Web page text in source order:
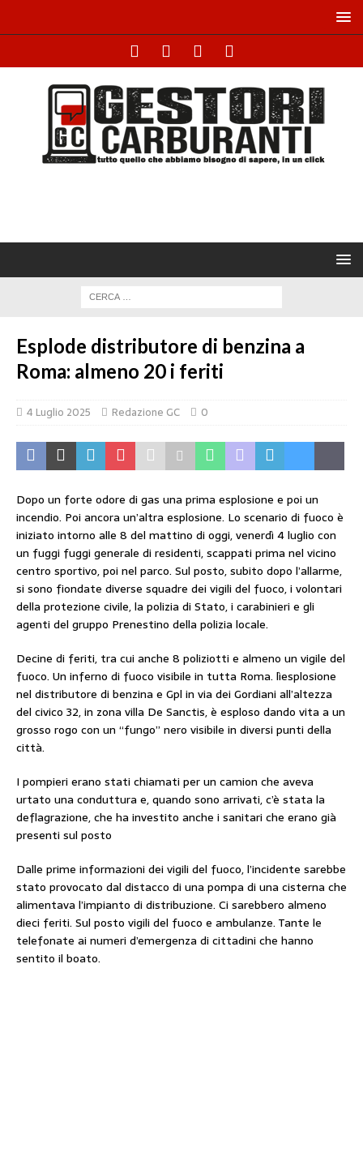
Esplode distributore di benzina a
Roma: almeno 20 i feriti
4 Luglio 2025 Redazione GC 0
Dopo un forte odore di gas una prima esplosione e poi un
incendio. Poi ancora un’altra esplosione. Lo scenario di fuoco è
iniziato intorno alle 8 del mattino di oggi, venerdì 4 luglio con
un fuggi fuggi generale di residenti, scappati prima nel vicino
centro sportivo, poi nel parco. Sul posto, subito dopo l’allarme,
si sono fiondate diverse squadre dei vigili del fuoco, i volontari
della protezione civile, la polizia di Stato, i carabinieri e gli
agenti del gruppo Prenestino della polizia locale.
Decine di feriti, tra cui anche 8 poliziotti e almeno un vigile del
fuoco. Un inferno di fuoco visibile in tutta Roma. lìesplosione
nel distributore di benzina e Gpl in via dei Gordiani all’altezza
del civico 32, in zona villa De Sanctis, è esploso dando vita a un
grosso rogo con un “fungo” nero visibile in diversi punti della
città.
I pompieri erano stati chiamati per un camion che aveva
urtato una conduttura e, quando sono arrivati, c’è stata la
deflagrazione, che ha investito anche i sanitari che erano già
presenti sul posto
Dalle prime informazioni dei vigili del fuoco, l’incidente sarebbe
stato provocato dal distacco di una pompa di una cisterna che
alimentava l’impianto di distribuzione. Ci sarebbero almeno
dieci feriti. Sul posto vigili del fuoco e ambulanze. Tante le
telefonate ai numeri d’emergenza di cittadini che hanno
sentito il boato.